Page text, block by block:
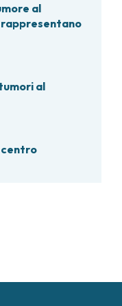
al
rappresentano
al
centro